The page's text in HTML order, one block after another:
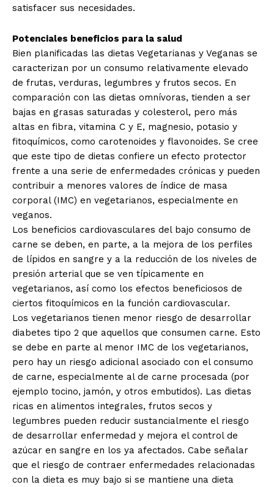
satisfacer sus necesidades.
Potenciales beneficios para la salud
Bien planificadas las dietas Vegetarianas y Veganas se
caracterizan por un consumo relativamente elevado
de frutas, verduras, legumbres y frutos secos. En
comparación con las dietas omnívoras, tienden a ser
bajas en grasas saturadas y colesterol, pero más
altas en fibra, vitamina C y E, magnesio, potasio y
fitoquímicos, como carotenoides y flavonoides. Se cree
que este tipo de dietas confiere un efecto protector
frente a una serie de enfermedades crónicas y pueden
contribuir a menores valores de índice de masa
corporal (IMC) en vegetarianos, especialmente en
veganos.
Los beneficios cardiovasculares del bajo consumo de
carne se deben, en parte, a la mejora de los perfiles
de lípidos en sangre y a la reducción de los niveles de
presión arterial que se ven típicamente en
vegetarianos, así como los efectos beneficiosos de
ciertos fitoquímicos en la función cardiovascular.
Los vegetarianos tienen menor riesgo de desarrollar
diabetes tipo 2 que aquellos que consumen carne. Esto
se debe en parte al menor IMC de los vegetarianos,
pero hay un riesgo adicional asociado con el consumo
de carne, especialmente al de carne procesada (por
ejemplo tocino, jamón, y otros embutidos). Las dietas
ricas en alimentos integrales, frutos secos y
legumbres pueden reducir sustancialmente el riesgo
de desarrollar enfermedad y mejora el control de
azúcar en sangre en los ya afectados. Cabe señalar
que el riesgo de contraer enfermedades relacionadas
con la dieta es muy bajo si se mantiene una dieta